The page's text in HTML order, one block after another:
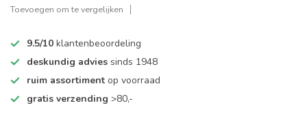
Toevoegen om te vergelijken
9.5/10 klantenbeoordeling
deskundig advies sinds 1948
ruim assortiment op voorraad
gratis verzending >80,-